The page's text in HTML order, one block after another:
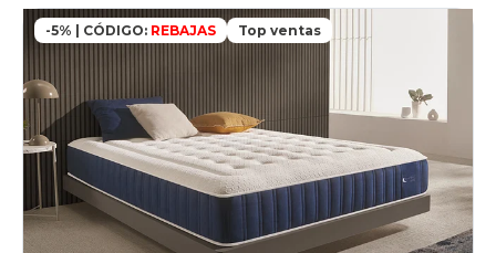
-5% | CÓDIGO: REBAJAS Top ventas